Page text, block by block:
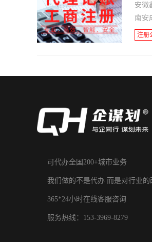
安徽
南安
注册
可代办全国200+城市业务
我们做的不是代办 而是对行业的
365*24小时在线客服咨询
服务热线：153-3969-8279